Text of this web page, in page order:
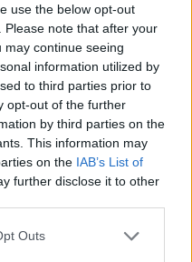
use the below opt-out
note that after your
continue seeing
information utilized by
to third parties prior to
opt-out of the further
by third parties on the
This information may
on the IAB’s List of
further disclose it to other
Outs
Γιώργος Κούδας
,Ποδόσφαιρο